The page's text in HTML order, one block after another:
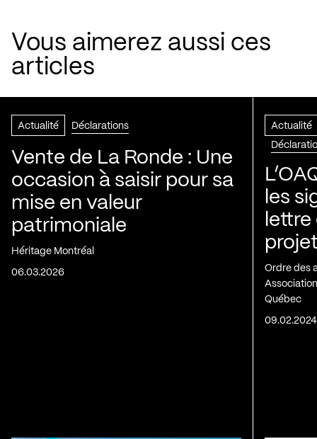
Vous aimerez aussi ces
articles
Actualité Déclarations
Vente de La Ronde : Une
occasion à saisir pour sa
mise en valeur
patrimoniale
Héritage Montréal
06.03.2026
Actualité
les
Ordre des
Québec
09.02.2024